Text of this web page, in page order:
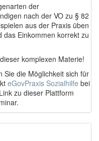
der
nach der VO zu § 82
aus der Praxis üben
das Einkommen korrekt zu
komplexen Materie!
Sie die Möglichkeit sich für
eGovPraxis Sozialhilfe bei
zu dieser Plattform